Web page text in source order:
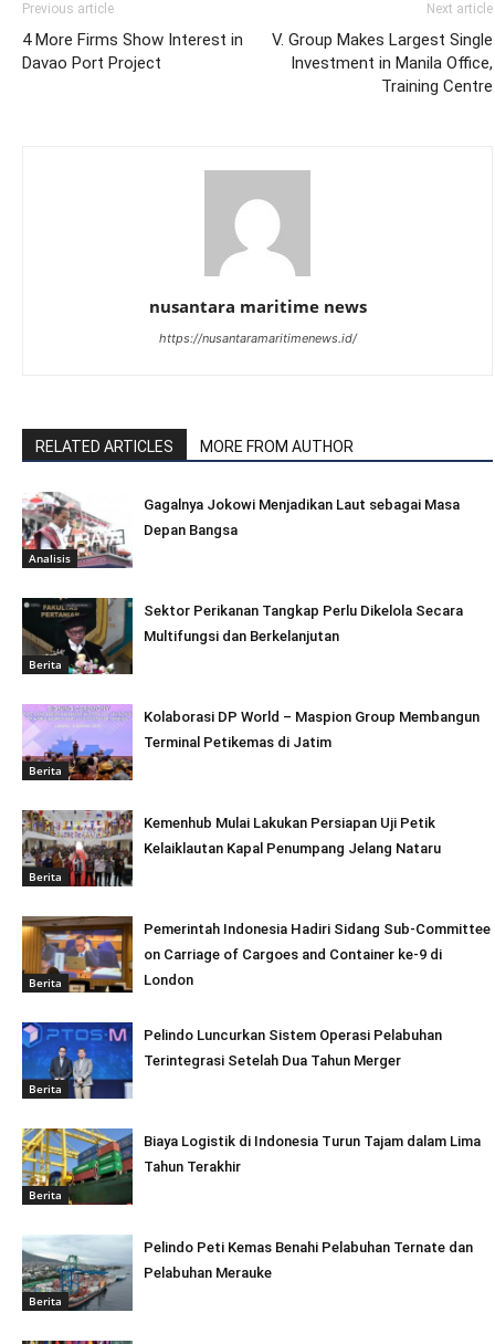
Previous article
4 More Firms Show Interest in
Davao Port Project
Next article
V. Group Makes Largest Single
Investment in Manila Office,
Training Centre
nusantara maritime news
https://nusantaramaritimenews.id/
RELATED ARTICLES MORE FROM AUTHOR
Analisis
Gagalnya Jokowi Menjadikan Laut sebagai Masa
Depan Bangsa
Berita
Sektor Perikanan Tangkap Perlu Dikelola Secara
Multifungsi dan Berkelanjutan
Berita
Kolaborasi DP World – Maspion Group Membangun
Terminal Petikemas di Jatim
Berita
Kemenhub Mulai Lakukan Persiapan Uji Petik
Kelaiklautan Kapal Penumpang Jelang Nataru
Berita
Pemerintah Indonesia Hadiri Sidang Sub-Committee
on Carriage of Cargoes and Container ke-9 di
London
Berita
Pelindo Luncurkan Sistem Operasi Pelabuhan
Terintegrasi Setelah Dua Tahun Merger
Berita
Biaya Logistik di Indonesia Turun Tajam dalam Lima
Tahun Terakhir
Berita
Pelindo Peti Kemas Benahi Pelabuhan Ternate dan
Pelabuhan Merauke